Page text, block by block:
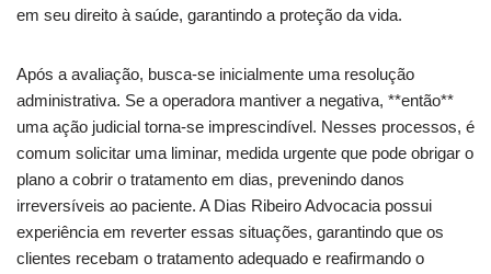
em seu direito à saúde, garantindo a proteção da vida.
Após a avaliação, busca-se inicialmente uma resolução
administrativa. Se a operadora mantiver a negativa, **então**
uma ação judicial torna-se imprescindível. Nesses processos, é
comum solicitar uma liminar, medida urgente que pode obrigar o
plano a cobrir o tratamento em dias, prevenindo danos
irreversíveis ao paciente. A Dias Ribeiro Advocacia possui
experiência em reverter essas situações, garantindo que os
clientes recebam o tratamento adequado e reafirmando o